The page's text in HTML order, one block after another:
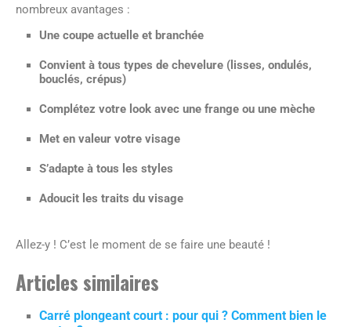
nombreux avantages :
Une coupe actuelle et branchée
Convient à tous types de chevelure (lisses, ondulés,
bouclés, crépus)
Complétez votre look avec une frange ou une mèche
Met en valeur votre visage
S’adapte à tous les styles
Adoucit les traits du visage
Allez-y ! C’est le moment de se faire une beauté !
Articles similaires
Carré plongeant court : pour qui ? Comment bien le